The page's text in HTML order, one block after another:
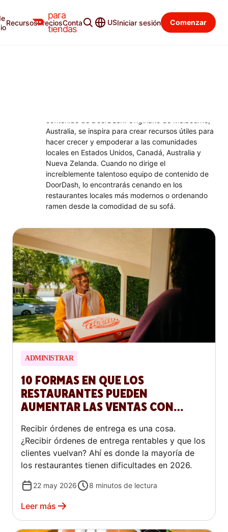
para
tiendas
RecursosPreciosContacto USIniciar sesión Comenzar
Blog para tiendas Categorías
Australia, se inspira para crear recursos útiles para
hacer crecer y empoderar a las comunidades
locales en Estados Unidos, Canadá, Australia y
Nueva Zelanda. Cuando no dirige el
increíblemente talentoso equipo de contenido de
DoorDash, lo encontrarás cenando en los
restaurantes locales más modernos o ordenando
ramen desde la comodidad de su sofá.
ADMINISTRAR
10 FORMAS EN QUE LOS
RESTAURANTES PUEDEN
AUMENTAR LAS VENTAS CON
Recibir órdenes de entrega es una cosa.
¿Recibir órdenes de entrega rentables y que los
clientes vuelvan? Ahí es donde la mayoría de
los restaurantes tienen dificultades en 2026.
22 may 2026 8 minutos de lectura
Leer más